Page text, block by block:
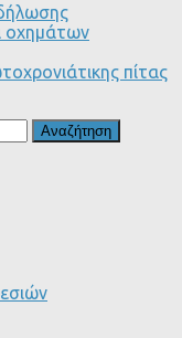
οχημάτων
πίτας